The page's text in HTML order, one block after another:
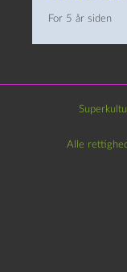
For 5 år siden
Alle